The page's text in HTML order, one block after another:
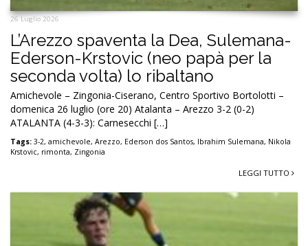
26 Luglio 2026
L’Arezzo spaventa la Dea, Sulemana-
Ederson-Krstovic (neo papà per la
seconda volta) lo ribaltano
Amichevole – Zingonia-Ciserano, Centro Sportivo Bortolotti –
domenica 26 luglio (ore 20) Atalanta – Arezzo 3-2 (0-2)
ATALANTA (4-3-3): Carnesecchi […]
Tags: 3-2, amichevole, Arezzo, Ederson dos Santos, Ibrahim Sulemana, Nikola
Krstovic, rimonta, Zingonia
LEGGI TUTTO